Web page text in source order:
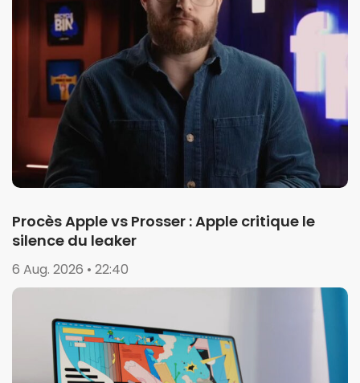
Procès Apple vs Prosser : Apple critique le
silence du leaker
6 Aug. 2026 • 22:40